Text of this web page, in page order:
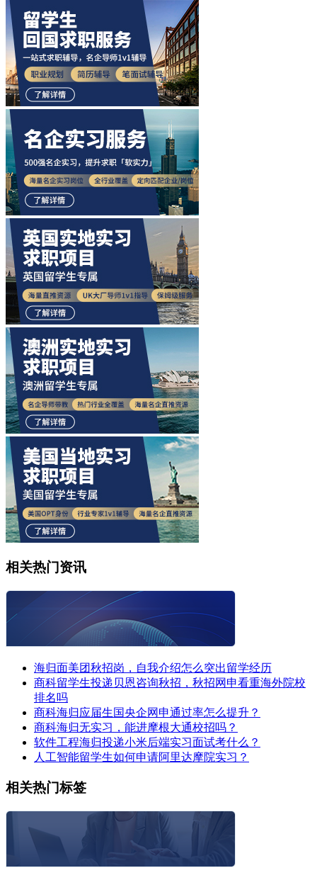
相关热门资讯
海归面美团秋招岗，自我介绍怎么突出留学经历
商科留学生投递贝恩咨询秋招，秋招网申看重海外院校
排名吗
商科海归应届生国央企网申通过率怎么提升？
商科海归无实习，能进摩根大通校招吗？
软件工程海归投递小米后端实习面试考什么？
人工智能留学生如何申请阿里达摩院实习？
相关热门标签